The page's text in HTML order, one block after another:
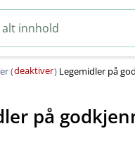
(deaktiver) Legemidler på
på